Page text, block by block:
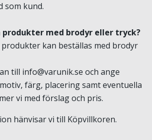
som kund.
produkter med brodyr eller tryck?
produkter kan beställas med brodyr
till info@varunik.se och ange
färg, placering samt eventuella
vi med förslag och pris.
hänvisar vi till Köpvillkoren.